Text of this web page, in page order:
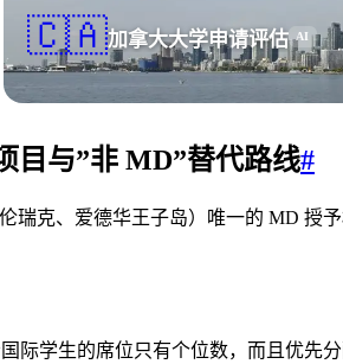
🇨🇦加拿大大学申请评估 AI
目与”非 MD”替代路线#
瑞克、爱德华王子岛）唯一的 MD
际学生的席位只有个位数，而且优